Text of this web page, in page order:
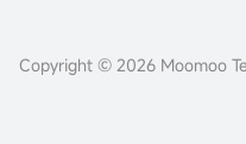
因素而异。市场波动、交易量
Copyright © 2026 Moomoo